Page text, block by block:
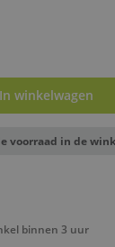
In winkelwagen
voorraad in de
binnen 3 uur